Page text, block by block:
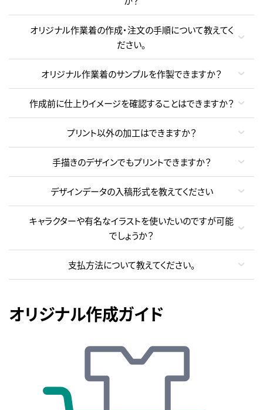
オリジナル作業着の作成・注文の手順について教えてく
ださい。
オリジナル作業着のサンプルを作製できますか？
作成前に仕上りイメージを確認することはできますか？
プリント以外の加工はできますか？
手描きのデザインでもプリントできますか？
デザインデータの入稿形式を教えてください
キャラクターや有名なイラストを使いたいのですが可能
でしょうか？
支払方法について教えてください。
オリジナル作成ガイド